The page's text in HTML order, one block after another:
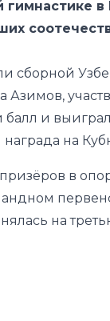
сборной
Азимов,
награда на
в
на